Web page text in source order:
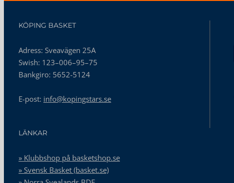
KÖPING BASKET
Adress: Sveavägen 25A
Swish: 123–006–95–75
Bankgiro: 5652-5124
E-post: info@kopingstars.se
LÄNKAR
» Klubbshop på basketshop.se
» Svensk Basket (basket.se)